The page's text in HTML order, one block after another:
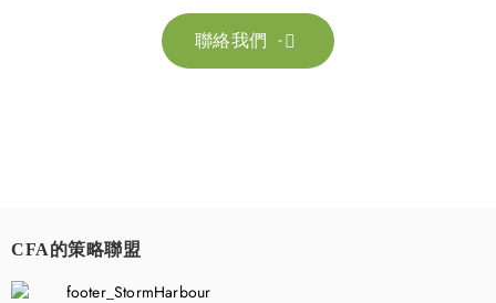

聯絡我們
CFA的策略聯盟